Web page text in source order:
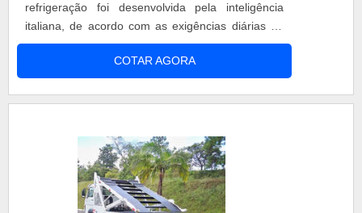
refrigeração foi desenvolvida pela inteligência
italiana, de acordo com as exigências diárias do
cliente final. Motivos para escolher o aparelho
Produtos com alta performance; Segurança dos
equipamentos; Matéria-prima de qualidade;
COTAR AGORA